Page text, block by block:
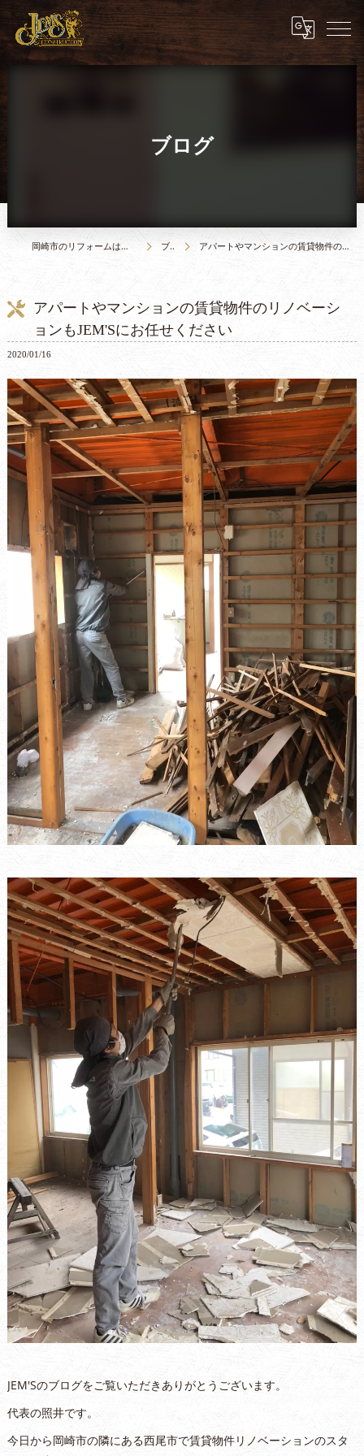
ブログ
岡崎市のリフォームは合同会社JEM`S construction ブログ アパートやマンションの賃貸物件のリノベーションもJEM'Sにお任せください
アパートやマンションの賃貸物件のリノベーシ
ョンもJEM'Sにお任せください
2020/01/16
JEM'Sのブログをご覧いただきありがとうございます。
代表の照井です。
今日から岡崎市の隣にある西尾市で賃貸物件リノベーションのスタ